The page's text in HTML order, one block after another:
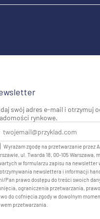
swój adres e-mail i otrzymuj
rynkowe.
Wyrażam zgodę na przetwarzanie przez
ul. Twarda 18, 00-105 Warszawa,
w formularzu zapisu na newsletter
newslettera i informacji
Pan prawo dostępu do treści swoich
ograniczenia przetwarzania,
do cofnięcia zgody w dowolnym
przetwarzania.